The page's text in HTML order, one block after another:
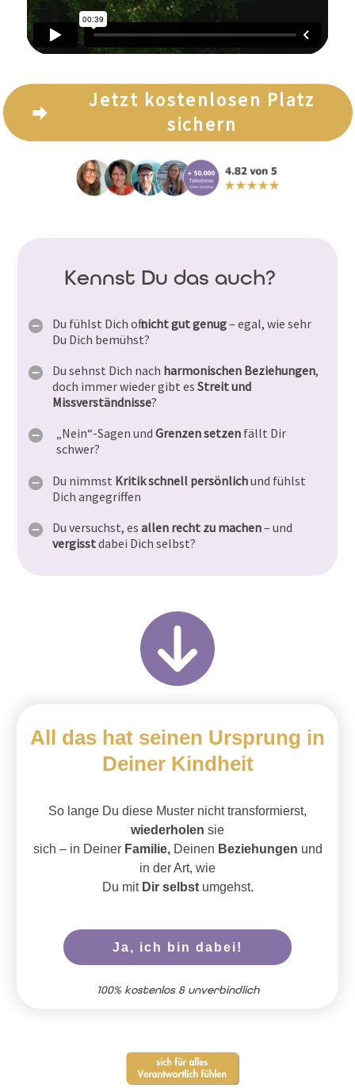
Jetzt kostenlosen Platz
sichern
Kennst Du das auch?
Du fühlst Dich oftnicht gut genug– egal, wie sehr
Du Dich bemühst?
Du sehnst Dich nach harmonischen Beziehungen,
doch immer wieder gibt es Streit und
Missverständnisse?
„Nein“-Sagen und Grenzen setzen fällt Dir
schwer?
Du nimmst Kritik schnell persönlichund fühlst
Dich angegriffen
Du versuchst, es allen recht zu machen– und
vergisstdabei Dich selbst?
All das hat seinen Ursprung in
Deiner Kindheit
So lange Du diese Muster nicht transformierst,
wiederholen sie
sich – in Deiner Familie,Deinen Beziehungen und
in der Art, wie
Du mit Dir selbst umgehst.
Ja, ich bin dabei!
100% kostenlos & unverbindlich